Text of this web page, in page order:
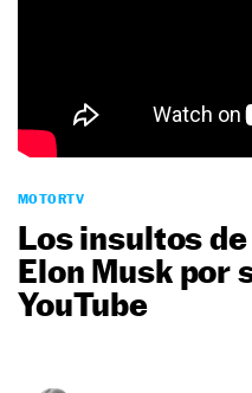
MOTORTV
Los insultos
Elon Musk por
YouTube